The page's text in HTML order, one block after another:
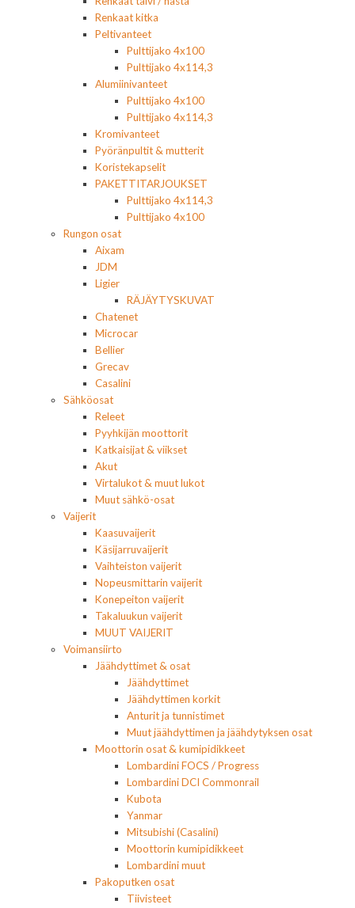
Renkaat kitka
Peltivanteet
Pulttijako 4x100
Pulttijako 4x114,3
Alumiinivanteet
Pulttijako 4x100
Pulttijako 4x114,3
Kromivanteet
Pyöränpultit & mutterit
Koristekapselit
PAKETTITARJOUKSET
Pulttijako 4x114,3
Pulttijako 4x100
Rungon osat
Aixam
JDM
Ligier
RÄJÄYTYSKUVAT
Chatenet
Microcar
Bellier
Grecav
Casalini
Sähköosat
Releet
Pyyhkijän moottorit
Katkaisijat & viikset
Akut
Virtalukot & muut lukot
Muut sähkö-osat
Vaijerit
Kaasuvaijerit
Käsijarruvaijerit
Vaihteiston vaijerit
Nopeusmittarin vaijerit
Konepeiton vaijerit
Takaluukun vaijerit
MUUT VAIJERIT
Voimansiirto
Jäähdyttimet & osat
Jäähdyttimet
Jäähdyttimen korkit
Anturit ja tunnistimet
Muut jäähdyttimen ja jäähdytyksen osat
Moottorin osat & kumipidikkeet
Lombardini FOCS / Progress
Lombardini DCI Commonrail
Kubota
Yanmar
Mitsubishi (Casalini)
Moottorin kumipidikkeet
Lombardini muut
Pakoputken osat
Tiivisteet